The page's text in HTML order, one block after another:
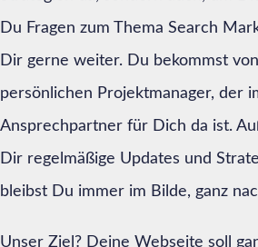
Du Fragen zum Thema Search
Dir gerne weiter. Du bekommst
persönlichen Projektmanager, der
Ansprechpartner für Dich da ist.
Dir regelmäßige Updates und
bleibst Du immer im Bilde, ganz
Unser Ziel? Deine Webseite soll